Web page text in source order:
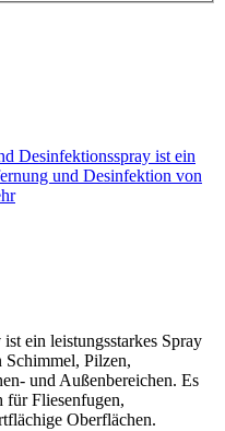
Desinfektionsspray ist ein
und Desinfektion von
ist ein leistungsstarkes Spray
Pilzen,
und Außenbereichen. Es
für Fliesenfugen,
Oberflächen.